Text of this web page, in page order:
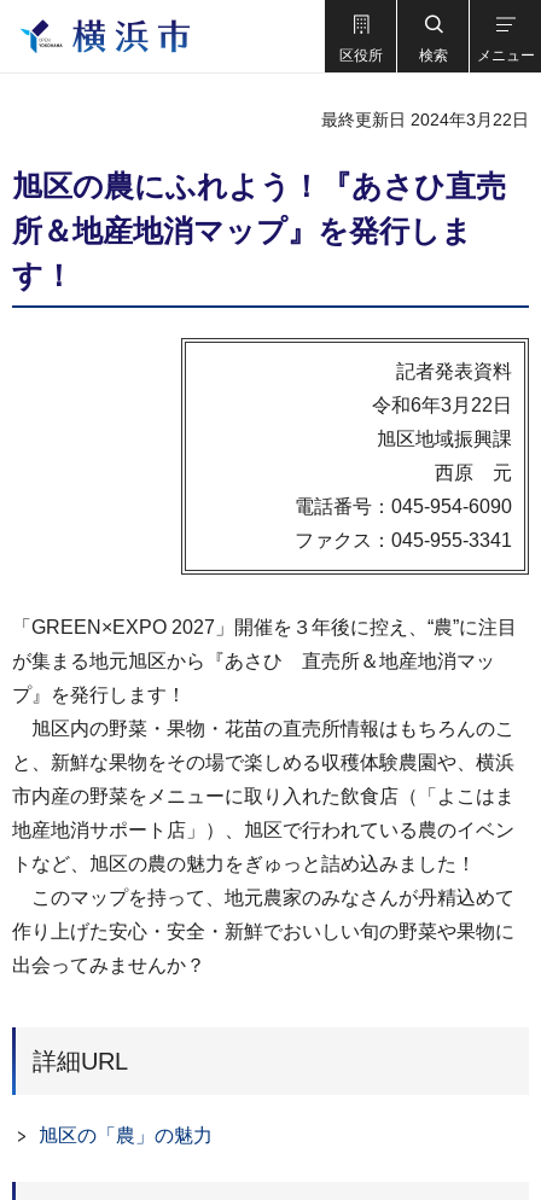
区役所 検索 メニュー
最終更新日 2024年3月22日
旭区の農にふれよう！『あさひ直売
所＆地産地消マップ』を発行しま
す！
記者発表資料
令和6年3月22日
旭区地域振興課
西原 元
電話番号：045-954-6090
ファクス：045-955-3341
「GREEN×EXPO 2027」開催を３年後に控え、“農”に注目
が集まる地元旭区から『あさひ 直売所＆地産地消マッ
プ』を発行します！
旭区内の野菜・果物・花苗の直売所情報はもちろんのこ
と、新鮮な果物をその場で楽しめる収穫体験農園や、横浜
市内産の野菜をメニューに取り入れた飲食店（「よこはま
地産地消サポート店」）、旭区で行われている農のイベン
トなど、旭区の農の魅力をぎゅっと詰め込みました！
このマップを持って、地元農家のみなさんが丹精込めて
作り上げた安心・安全・新鮮でおいしい旬の野菜や果物に
出会ってみませんか？
詳細URL
旭区の「農」の魅力